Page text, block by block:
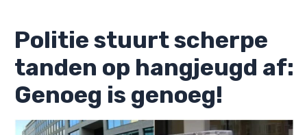
Politie stuurt scherpe
tanden op hangjeugd af:
Genoeg is genoeg!